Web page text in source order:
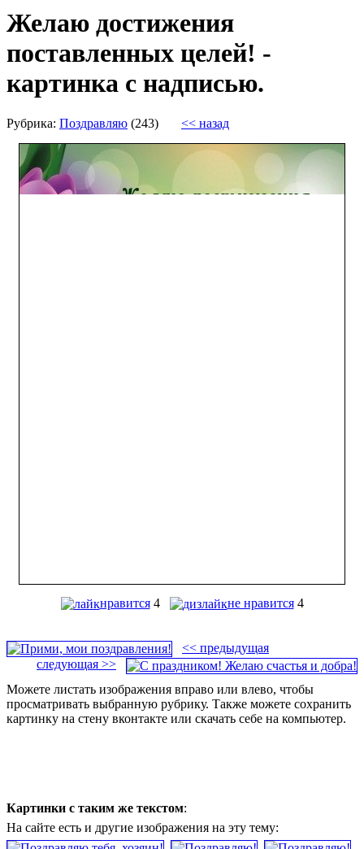
Желаю достижения
поставленных целей! -
картинка с надписью.
Рубрика: Поздравляю (243) << назад
нравится 4 не нравится 4
<< предыдущая
следующая >>
Можете листать изображения вправо или влево, чтобы
просматривать выбранную рубрику. Также можете сохранить
картинку на стену вконтакте или скачать себе на компьютер.
Картинки с таким же текстом:
На сайте есть и другие изображения на эту тему: